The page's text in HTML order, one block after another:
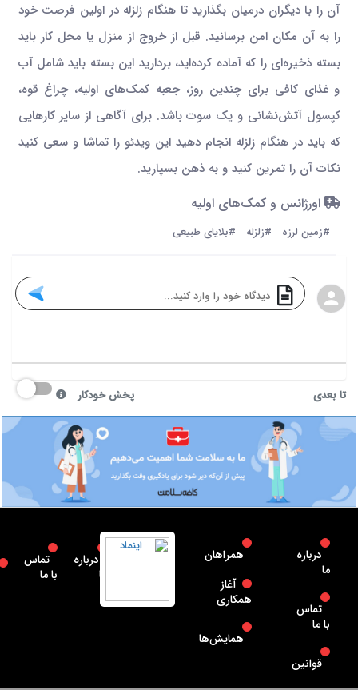
آن را با دیگران درمیان بگذارید تا هنگام زلزله در اولین فرصت خود
را به آن مکان امن برسانید. قبل از خروج از منزل یا محل کار باید
بسته ذخیره‌ای را که آماده کرده‌اید، بردارید این بسته باید شامل آب
و غذای کافی برای چندین روز، جعبه کمک‌های اولیه، چراغ قوه،
کپسول آتش‌نشانی و یک سوت باشد. برای آگاهی از سایر کارهایی
که باید در هنگام زلزله انجام دهید این ویدئو را تماشا و سعی کنید
نکات آن را تمرین کنید و به ذهن بسپارید.
اورژانس و کمک‌های اولیه
#زمین لرزه #زلزله #بلایای طبیعی
تا بعدی پخش خودکار
درباره
ما
تماس
با ما
قوانین
همراهان
آغاز
همکاری
همایش‌ها
درباره
ما
تماس
با ما